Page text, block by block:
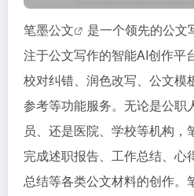
笔墨公文
是一个领先的公文
注于公文写作的智能AI创作平
校对纠错、润色改写、公文模
参考等功能服务。无论是公职
员、还是医院、学校等机构，
完成述职报告、工作总结、心
总结等各类公文材料的创作。